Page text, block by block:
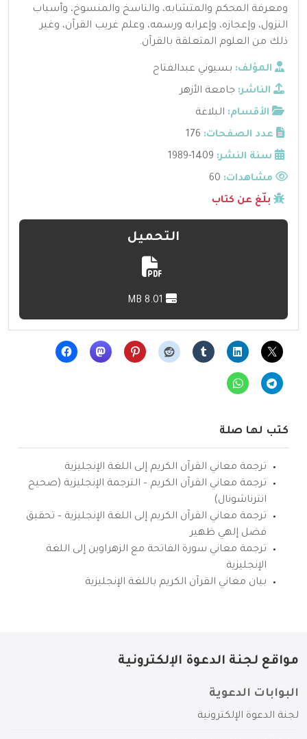
ومعرفة المحكم والمتشابه، والناسخ والمنسوخ، وأسباب
النزول، وإعجازه، وإعرابه ورسمه، وعلم غريب القرآن، وغير
ذلك من العلوم المتعلقة بالقرآن.
المؤلف: بسيوني عبدالفتاح
الناشر: جامعة الأزهر
الأقسام: البلاغة
عدد الصفحات: 176
سنة النشر: 1409-1989
مشاهدات:
بلّغ عن كتاب
التحميل
كتب لها صلة
ترجمة معاني القرآن الكريم إلى اللغة الإنجليزية
ترجمة معاني القرآن الكريم – الترجمة الإنجليزية (صحيح
انترناشونال)
ترجمة معاني القرآن الكريم إلى اللغة الإنجليزية – تحقيق
فضل إلهي ظهير
ترجمة معاني سورة الفاتحة مع الزهراوين إلى اللغة
الإنجليزية
بيان معاني القرآن الكريم باللغة الإنجليزية
مواقع لجنة الدعوة الإلكترونية
البوابات الدعوية
لجنة الدعوة الإلكترونية